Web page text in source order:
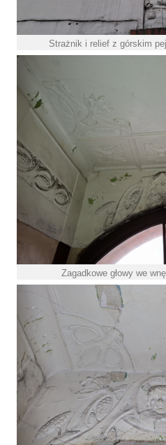
Strażnik i relief z górskim
Zagadkowe głowy we